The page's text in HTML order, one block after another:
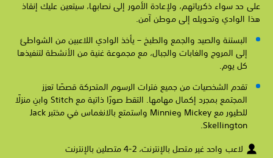
على حد سواء ذكرياتهم، ولإعادة الأمور إلى نصابها، سيتعين عليك إنقاذ
هذا الوادي وتحويله إلى موطن آمن.
البستنة والصيد والجمع والطبخ – يأخذ الوادي اللاعبين من الشواطئ
إلى المروج والغابات والجبال، مع مجموعة غنية من الأنشطة لتنفيذها
كل يوم.
تقدم الشخصيات من جميع فترات الرسوم المتحركة قصصًا تعزز
المجتمع بمجرد إكمال مهامها. التقط صورًا ذاتية مع Stitch وابنِ منزلًا
للطيور مع Mickey وMinnie واستمتع بالانغماس في مختبر Jack
Skellington.
لاعب واحد غير متصل بالإنترنت، 2-4 متصلين بالإنترنت